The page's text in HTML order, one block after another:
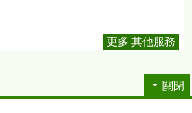
更多 其他服務
關閉